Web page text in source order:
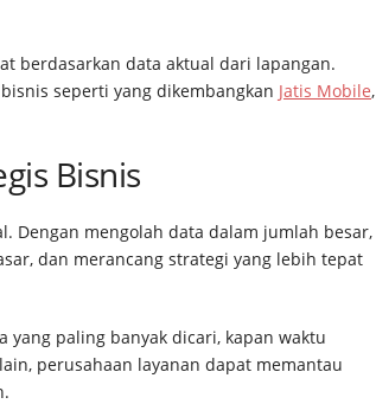
berdasarkan data aktual dari lapangan.
seperti yang dikembangkan Jatis Mobile,
Bisnis
Dengan mengolah data dalam jumlah besar,
dan merancang strategi yang lebih tepat
yang paling banyak dicari, kapan waktu
perusahaan layanan dapat memantau